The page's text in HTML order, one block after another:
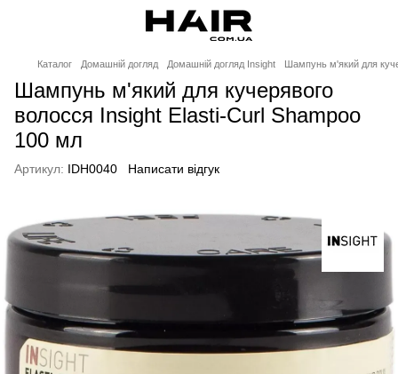
Каталог Домашній догляд Домашній догляд Insight Шампунь м'який для
Шампунь м'який для кучерявого
волосся Insight Elasti-Curl Shampoo
100 мл
Артикул: IDH0040 Написати відгук